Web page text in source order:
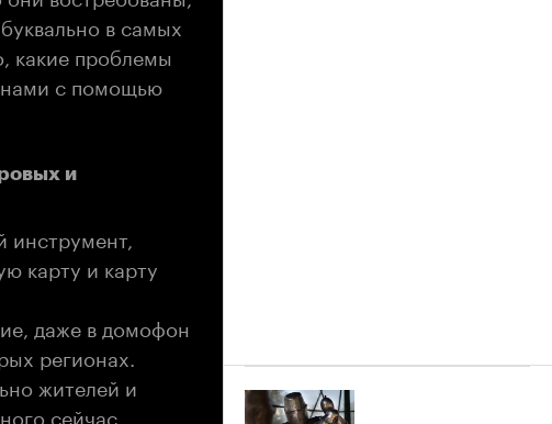
в самых
какие проблемы
с помощью
и
карту и карту
даже в домофон
регионах.
жителей и
сейчас